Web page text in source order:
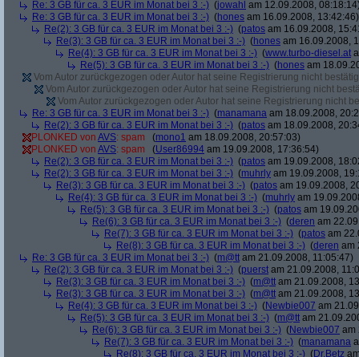
Re: 3 GB für ca. 3 EUR im Monat bei 3 :-) (jowahl am 12.09.2008,
Re: 3 GB für ca. 3 EUR im Monat bei 3 :-) (hones am 16.09.2008, 13:42:46)
Re(2): 3 GB für ca. 3 EUR im Monat bei 3 :-) (patos am 16.09.2008,
Re(3): 3 GB für ca. 3 EUR im Monat bei 3 :-) (hones am 16.09.2008,
Re(4): 3 GB für ca. 3 EUR im Monat bei 3 :-) (www.turbo-diesel.at
Re(5): 3 GB für ca. 3 EUR im Monat bei 3 :-) (hones am
Vom Autor zurückgezogen oder Autor hat seine Registrierung nicht
Vom Autor zurückgezogen oder Autor hat seine Registrierung nicht
Vom Autor zurückgezogen oder Autor hat seine Registrierung nicht
Re: 3 GB für ca. 3 EUR im Monat bei 3 :-) (manamana am 18.09.2008,
Re(2): 3 GB für ca. 3 EUR im Monat bei 3 :-) (patos am 18.09.2008,
PLONKED von AVS: spam (mono1 am 18.09.2008, 20:57:03)
PLONKED von AVS: spam (User86994 am 19.09.2008, 17:36:54)
Re(2): 3 GB für ca. 3 EUR im Monat bei 3 :-) (patos am 19.09.2008,
Re(2): 3 GB für ca. 3 EUR im Monat bei 3 :-) (muhrly am 19.09.2008,
Re(3): 3 GB für ca. 3 EUR im Monat bei 3 :-) (patos am 19.09.2008,
Re(4): 3 GB für ca. 3 EUR im Monat bei 3 :-) (muhrly am
Re(5): 3 GB für ca. 3 EUR im Monat bei 3 :-) (patos am
Re(6): 3 GB für ca. 3 EUR im Monat bei 3 :-) (deren am
Re(7): 3 GB für ca. 3 EUR im Monat bei 3 :-) (patos am
Re(8): 3 GB für ca. 3 EUR im Monat bei 3 :-) (deren am
Re: 3 GB für ca. 3 EUR im Monat bei 3 :-) (m@tt am 21.09.2008, 11:05:47)
Re(2): 3 GB für ca. 3 EUR im Monat bei 3 :-) (puerst am 21.09.2008,
Re(3): 3 GB für ca. 3 EUR im Monat bei 3 :-) (m@tt am 21.09.2008,
Re(3): 3 GB für ca. 3 EUR im Monat bei 3 :-) (m@tt am 21.09.2008,
Re(4): 3 GB für ca. 3 EUR im Monat bei 3 :-) (Newbie007 am
Re(5): 3 GB für ca. 3 EUR im Monat bei 3 :-) (m@tt am
Re(6): 3 GB für ca. 3 EUR im Monat bei 3 :-) (Newbie007 am
Re(7): 3 GB für ca. 3 EUR im Monat bei 3 :-) (manamana
Re(8): 3 GB für ca. 3 EUR im Monat bei 3 :-) (Dr.Betz